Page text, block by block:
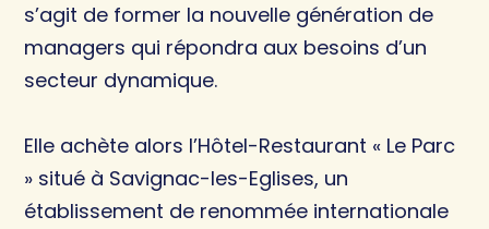
s’agit de former la nouvelle génération de
managers qui répondra aux besoins d’un
secteur dynamique.
Elle achète alors l’Hôtel-Restaurant « Le Parc
» situé à Savignac-les-Eglises, un
établissement de renommée internationale